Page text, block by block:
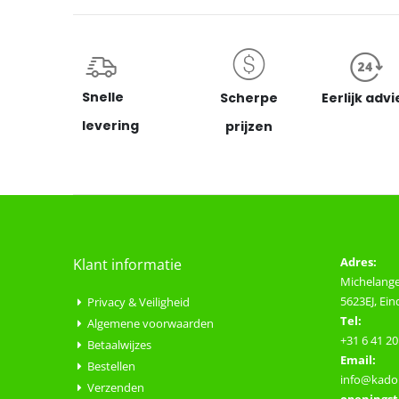
Snelle
levering
Scherpe
prijzen
Eerlijk
Klant informatie
Privacy & Veiligheid
Algemene voorwaarden
Betaalwijzes
Bestellen
Verzenden
Adres:
5623EJ,
Tel:
+31 6 41
Email: